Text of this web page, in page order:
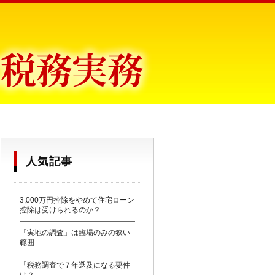
人気記事
3,000万円控除をやめて住宅ローン
控除は受けられるのか？
「実地の調査」は臨場のみの狭い
範囲
「税務調査で７年遡及になる要件